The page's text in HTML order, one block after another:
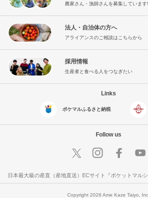
農家さん・漁師さんを募集しています!
法人・自治体の方へ
アライアンスのご相談はこちらから
採用情報
生産者と食べる人をつなぎたい
Links
ポケマルふるさと納税
Follow us
日本最大級の産直（産地直送）ECサイト『ポケットマルシ
Copyright 2026 Ame Kaze Taiyo, Inc.